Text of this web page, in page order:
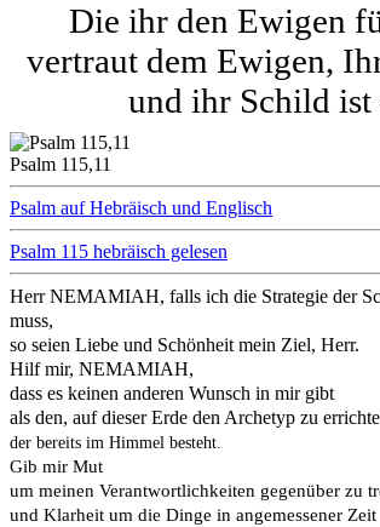
Die ihr den Ewigen
vertraut dem Ewigen,
und ihr Schild ist
Psalm 115,11
Psalm auf Hebräisch und Englisch
Psalm 115 hebräisch gelesen
Herr NEMAMIAH, falls ich die Strategie der
muss,
so seien Liebe und Schönheit mein Ziel, Herr.
Hilf mir, NEMAMIAH,
dass es keinen anderen Wunsch in mir gibt
als den, auf dieser Erde den Archetyp zu
der bereits im Himmel besteht.
Gib mir Mut
um meinen Verantwortlichkeiten gegenüber zu
und Klarheit um die Dinge in angemessener Zeit